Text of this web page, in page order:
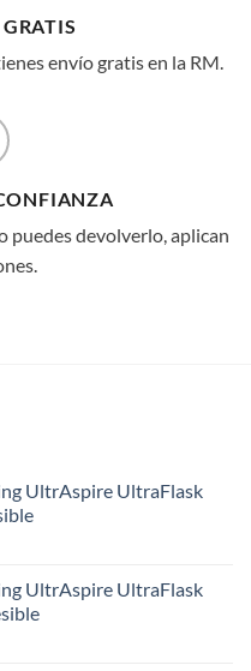
envío gratis en la RM.
puedes devolverlo, aplican
UltrAspire UltraFlask
UltrAspire UltraFlask